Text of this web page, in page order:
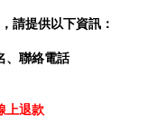
請提供以下資訊：
、聯絡電話
上退款